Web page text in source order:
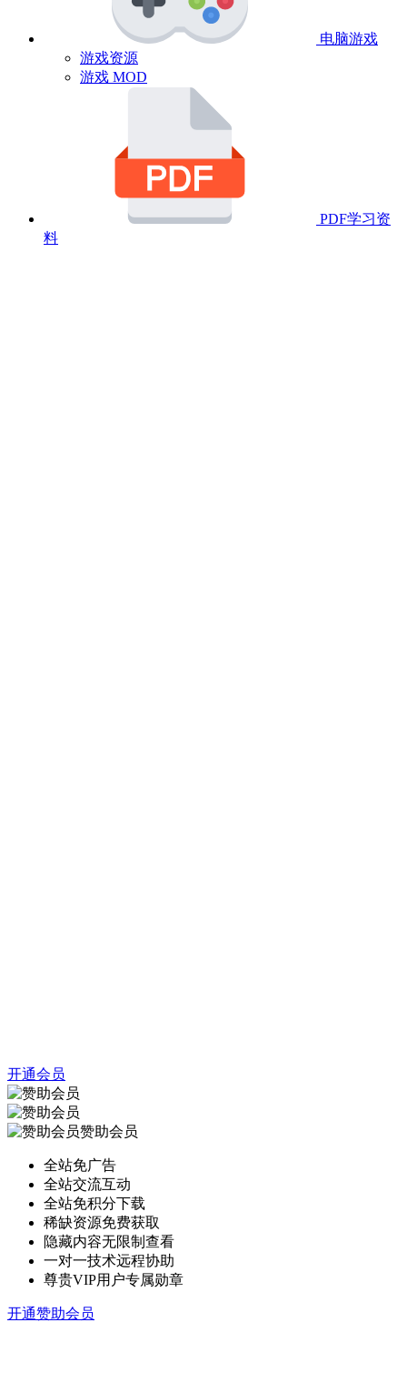
电脑游戏
游戏资源
游戏 MOD
PDF学习资
料
开通会员
赞助会员
全站免广告
全站交流互动
全站免积分下载
稀缺资源免费获取
隐藏内容无限制查看
一对一技术远程协助
尊贵VIP用户专属勋章
开通赞助会员